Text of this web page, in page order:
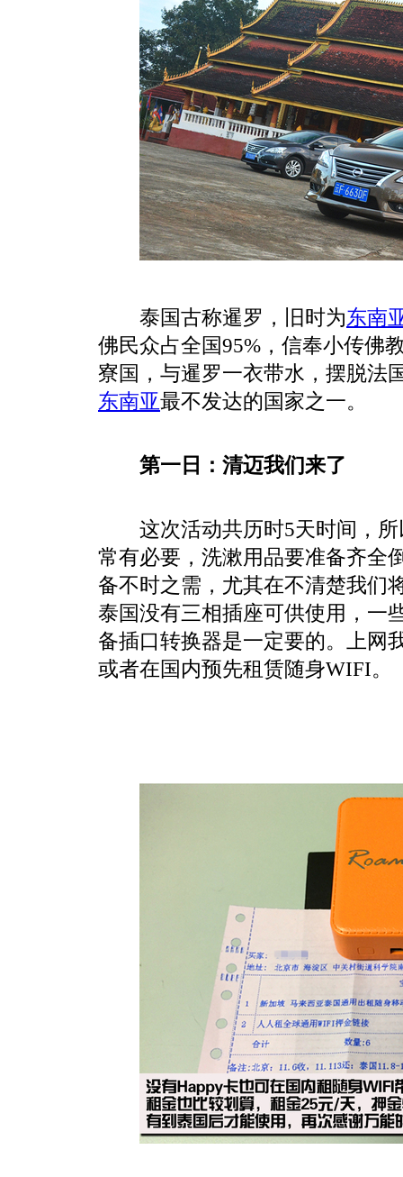
泰国古称暹罗，旧时为东南
佛民众占全国95%，信奉小传佛
寮国，与暹罗一衣带水，摆脱法
东南亚最不发达的国家之一。
第一日：清迈我们来了
这次活动共历时5天时间，所
常有必要，洗漱用品要准备齐全
备不时之需，尤其在不清楚我们
泰国没有三相插座可供使用，一
备插口转换器是一定要的。上网
或者在国内预先租赁随身WIFI。